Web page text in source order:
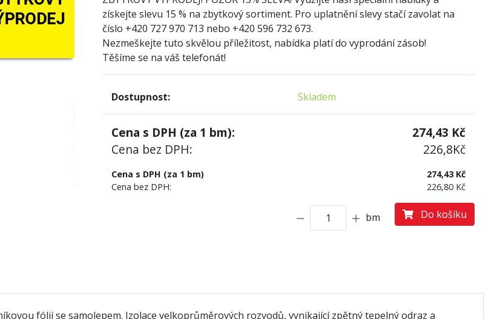
získejte slevu 15 % na zbytkový sortiment. Pro uplatnění slevy stačí zavolat na
číslo +420 727 970 713 nebo +420 596 732 673.
Nezmeškejte tuto skvělou příležitost, nabídka platí do vyprodání zásob!
Těšíme se na váš telefonát!
Dostupnost: Skladem
Cena s DPH (za 1 bm): 274,43 Kč
Cena bez DPH:
226,8Kč
Cena s DPH (za 1 bm)
274,43 Kč
Cena bez DPH:
226,80 Kč
bm Do košíku
fólií se samolepem. Izolace velkoprůměrových rozvodů, vynikající zpětný tepelný odraz a